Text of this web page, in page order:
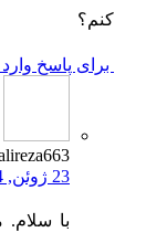
کنم؟
برای پاسخ
23 ژوئن, 2024 در 12:02 ب.ظ
با سلام.